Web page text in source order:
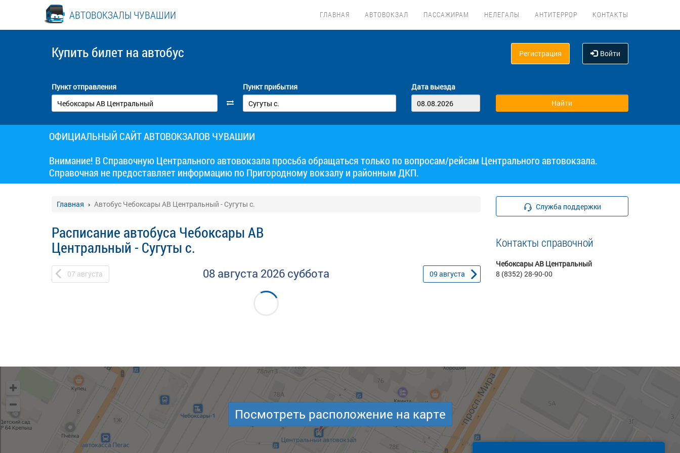
АВТОВОКЗАЛЫ ЧУВАШИИ ГЛАВНАЯ АВТОВОКЗАЛ ПАССАЖИРАМ НЕЛЕГАЛЫ АНТИТЕРРОР КОНТАКТЫ
Купить билет на автобус Регистрация Войти
Пункт отправления Пункт прибытия Дата выезда
ОФИЦИАЛЬНЫЙ САЙТ АВТОВОКЗАЛОВ ЧУВАШИИ
Внимание! В Справочную Центрального автовокзала просьба обращаться только по вопросам/рейсам Центрального автовокзала.
Справочная не предоставляет информацию по Пригородному вокзалу и районным ДКП.
Главная Автобус Чебоксары АВ Центральный - Сугуты с.
Расписание автобуса Чебоксары АВ
Центральный - Сугуты с.
07 августа 08 августа 2026 суббота 09 августа
Служба поддержки
Контакты справочной
Чебоксары АВ Центральный
8 (8352) 28-90-00
Посмотреть расположение на карте